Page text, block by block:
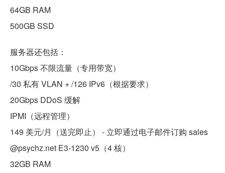
64GB RAM
500GB SSD
服务器还包括：
10Gbps 不限流量（专用带宽）
/30 私有 VLAN + /126 IPv6（根据要求）
20Gbps DDoS 缓解
IPMI（远程管理）
149 美元/月（送完即止） - 立即通过电子邮件订购 sales
@psychz.net E3-1230 v5（4 核）
32GB RAM